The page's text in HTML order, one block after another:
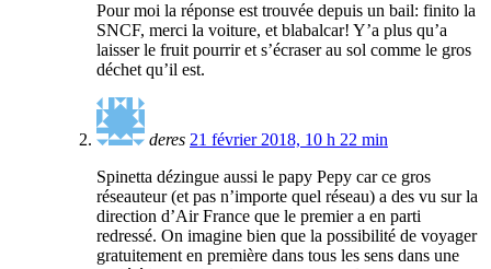
Pour moi la réponse est trouvée depuis un bail: finito la
SNCF, merci la voiture, et blabalcar! Y’a plus qu’a
laisser le fruit pourrir et s’écraser au sol comme le gros
déchet qu’il est.
deres 21 février 2018, 10 h 22 min
Spinetta dézingue aussi le papy Pepy car ce gros
réseauteur (et pas n’importe quel réseau) a des vu sur la
direction d’Air France que le premier a en parti
redressé. On imagine bien que la possibilité de voyager
gratuitement en première dans tous les sens dans une